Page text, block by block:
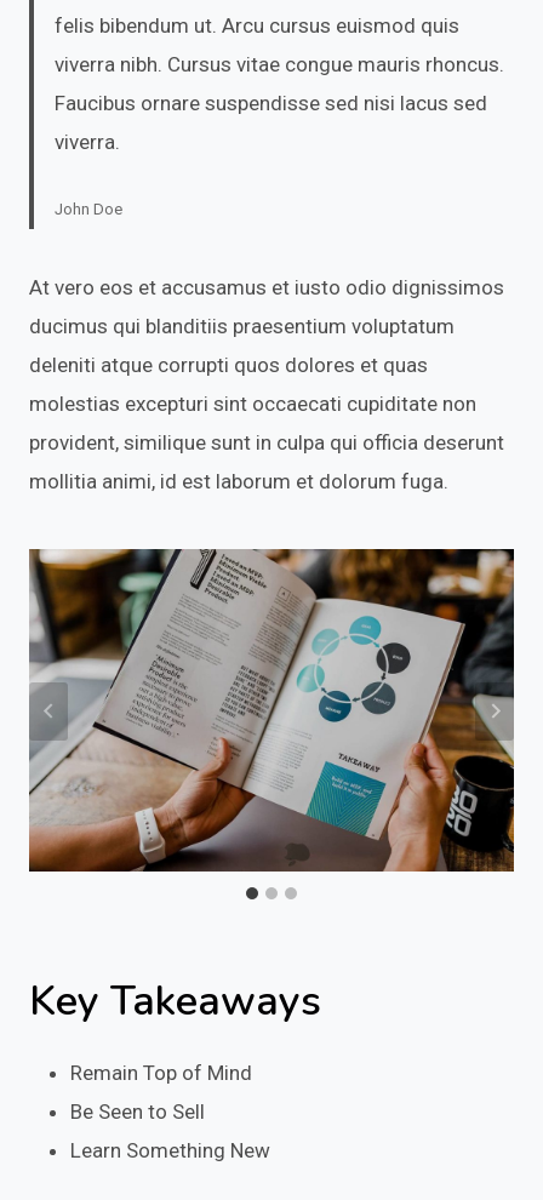
felis bibendum ut. Arcu cursus euismod quis
viverra nibh. Cursus vitae congue mauris rhoncus.
Faucibus ornare suspendisse sed nisi lacus sed
viverra.
John Doe
At vero eos et accusamus et iusto odio dignissimos
ducimus qui blanditiis praesentium voluptatum
deleniti atque corrupti quos dolores et quas
molestias excepturi sint occaecati cupiditate non
provident, similique sunt in culpa qui officia deserunt
mollitia animi, id est laborum et dolorum fuga.
Key Takeaways
Remain Top of Mind
Be Seen to Sell
Learn Something New